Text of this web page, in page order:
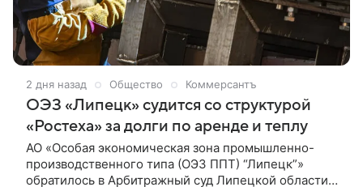
2 дня назад Общество Коммерсантъ
ОЭЗ «Липецк» судится со структурой
«Ростеха» за долги по аренде и теплу
АО «Особая экономическая зона промышленно-
производственного типа (ОЭЗ ППТ) “Липецк”»
обратилось в Арбитражный суд Липецкой области с